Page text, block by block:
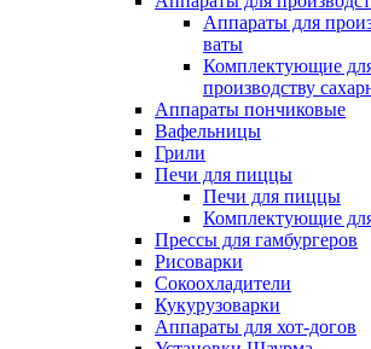
Аппараты для
ваты
Комплектующие
производству
Аппараты пончиковые
Вафельницы
Грили
Печи для пиццы
Печи для пиццы
Комплектующие
Прессы для гамбургеров
Рисоварки
Сокоохладители
Кукурузоварки
Аппараты для хот-догов